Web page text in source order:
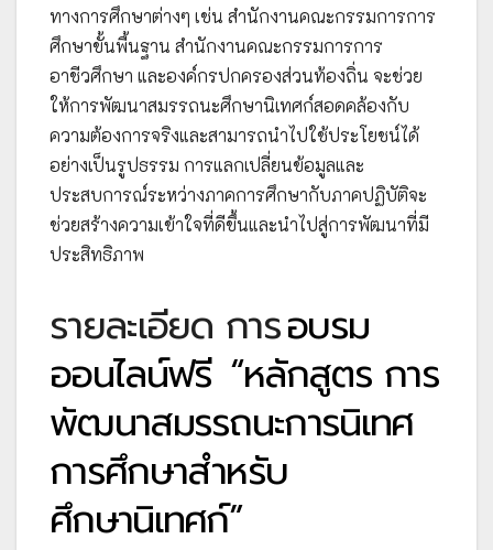
ทางการศึกษาต่างๆ เช่น สำนักงานคณะกรรมการการ
ศึกษาขั้นพื้นฐาน สำนักงานคณะกรรมการการ
อาชีวศึกษา และองค์กรปกครองส่วนท้องถิ่น จะช่วย
ให้การพัฒนาสมรรถนะศึกษานิเทศก์สอดคล้องกับ
ความต้องการจริงและสามารถนำไปใช้ประโยชน์ได้
อย่างเป็นรูปธรรม การแลกเปลี่ยนข้อมูลและ
ประสบการณ์ระหว่างภาคการศึกษากับภาคปฏิบัติจะ
ช่วยสร้างความเข้าใจที่ดีขึ้นและนำไปสู่การพัฒนาที่มี
ประสิทธิภาพ
รายละเอียด การอบรม
ออนไลน์ฟรี “หลักสูตร การ
พัฒนาสมรรถนะการนิเทศ
การศึกษาสำหรับ
ศึกษานิเทศก์”